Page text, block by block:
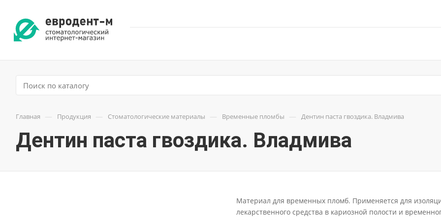
Главная — Продукция — Стоматологические материалы — Временные пломбы — Дентин паста гвоздика. Владмива
Дентин паста гвоздика. Владмива
Материал для временных пломб. Применяется для
лекарственного средства в кариозной полости и